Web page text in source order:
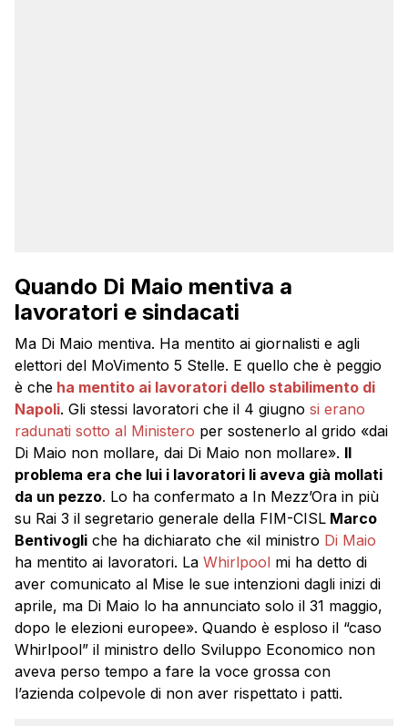
Quando Di Maio mentiva a
lavoratori e sindacati
Ma Di Maio mentiva. Ha mentito ai giornalisti e agli
elettori del MoVimento 5 Stelle. E quello che è peggio
è che ha mentito ai lavoratori dello stabilimento di
Napoli. Gli stessi lavoratori che il 4 giugno si erano
radunati sotto al Ministero per sostenerlo al grido «dai
Di Maio non mollare, dai Di Maio non mollare». Il
problema era che lui i lavoratori li aveva già mollati
da un pezzo. Lo ha confermato a In Mezz’Ora in più
su Rai 3 il segretario generale della FIM-CISL Marco
Bentivogli che ha dichiarato che «il ministro Di Maio
ha mentito ai lavoratori. La Whirlpool mi ha detto di
aver comunicato al Mise le sue intenzioni dagli inizi di
aprile, ma Di Maio lo ha annunciato solo il 31 maggio,
dopo le elezioni europee». Quando è esploso il “caso
Whirlpool” il ministro dello Sviluppo Economico non
aveva perso tempo a fare la voce grossa con
l’azienda colpevole di non aver rispettato i patti.